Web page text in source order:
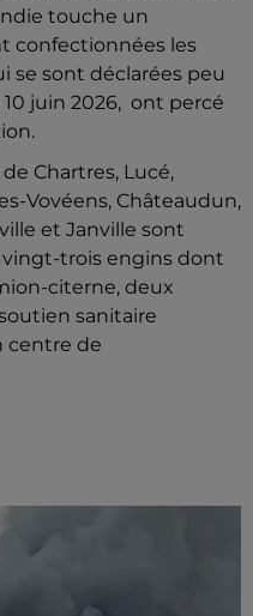
touche un
confectionnées les
se sont déclarées peu
juin 2026, ont percé
Chartres, Lucé,
Vovéens, Châteaudun,
et Janville sont
vingt-trois engins dont
citerne, deux
sanitaire
centre de